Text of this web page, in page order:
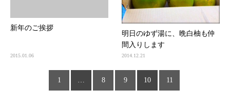
新年のご挨拶
2015.01.06
明日のゆず湯に、晩白柚も仲
間入りします
2014.12.21
1 … 8 9 10 11